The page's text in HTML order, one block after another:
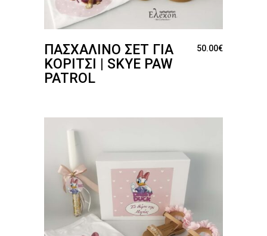
ΠΑΣΧΑΛΙΝΌ ΣΕΤ ΓΙΑ
ΚΟΡΊΤΣΙ | SKYE PAW
PATROL
50.00€